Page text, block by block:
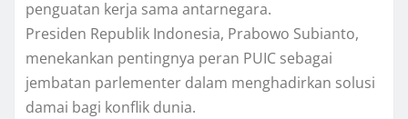
penguatan kerja sama antarnegara.
Presiden Republik Indonesia, Prabowo Subianto,
menekankan pentingnya peran PUIC sebagai
jembatan parlementer dalam menghadirkan solusi
damai bagi konflik dunia.